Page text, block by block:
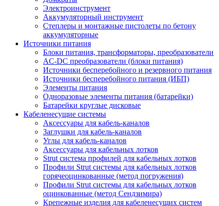
Электроинструмент
Аккумуляторный инструмент
Степлеры и монтажные пистолеты по бетону
аккумуляторные
Источники питания
Блоки питания, трансформаторы, преобразователи
AC-DC преобразователи (блоки питания)
Источники бесперебойного и резервного питания
Источники бесперебойного питания (ИБП)
Элементы питания
Одноразовые элементы питания (батарейки)
Батарейки круглые дисковые
Кабеленесущие системы
Аксессуары для кабель-каналов
Заглушки для кабель-каналов
Углы для кабель-каналов
Аксессуары для кабельных лотков
Strut система профилей для кабельных лотков
Профили Strut системы для кабельных лотков
горячеоцинкованные (метод погружения)
Профили Strut системы для кабельных лотков
оцинкованные (метод Сендзимира)
Крепежные изделия для кабеленесущих систем